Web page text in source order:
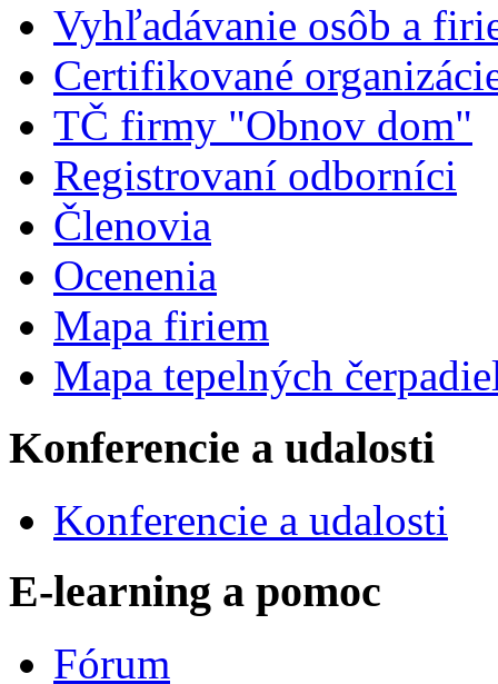
Vyhľadávanie osôb a
Certifikované
TČ firmy "Obnov dom"
Registrovaní odborníci
Členovia
Ocenenia
Mapa firiem
Mapa tepelných
Konferencie a udalosti
Konferencie a udalosti
E-learning a pomoc
Fórum